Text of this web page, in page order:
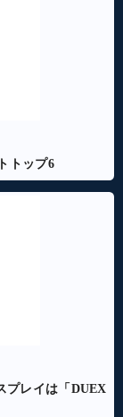
トップ6
プレイは「DUEX